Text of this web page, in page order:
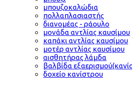
μπουζοκαλώδια
πολλαπλασιαστής
διανομέας - ράουλο
μονάδα αντλίας καυσίμου
καπάκι αντλίας καυσίμου
μοτέρ αντλίας καυσίμου
αισθητήρας λάμδα
βαλβίδα
δοχείο κανίστρου